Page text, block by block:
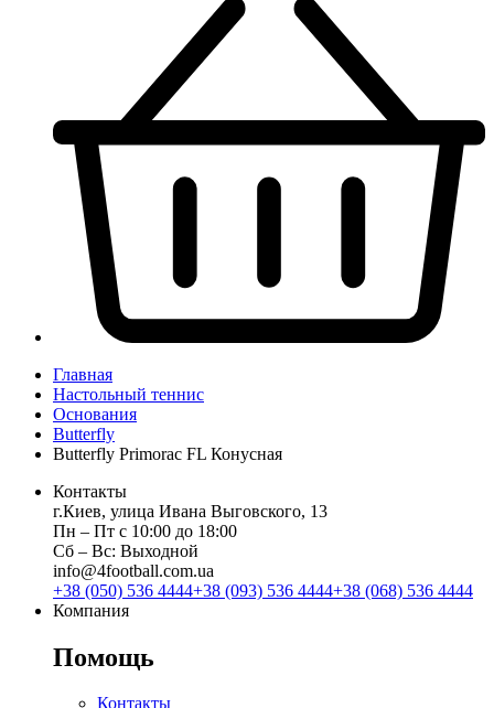
Главная
Настольный теннис
Основания
Butterfly
Butterfly Primorac FL Конусная
Контакты
г.Киев, улица Ивана Выговского, 13
Пн ‒ Пт с 10:00 до 18:00
Сб ‒ Вс: Выходной
info@4football.com.ua
+38 (050) 536 4444+38 (093) 536 4444+38 (068) 536 4444
Компания
Помощь
Контакты